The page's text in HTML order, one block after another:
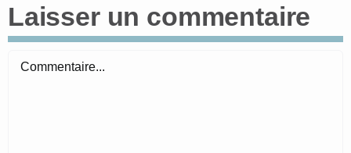
Laisser un commentaire
Commentaire